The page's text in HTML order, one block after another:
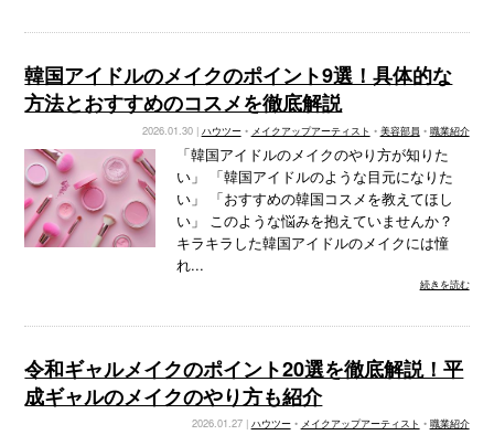
韓国アイドルのメイクのポイント9選！具体的な
方法とおすすめのコスメを徹底解説
2026.01.30 | ハウツー• メイクアップアーティスト • 美容部員 • 職業紹介
「韓国アイドルのメイクのやり方が知りた
い」 「韓国アイドルのような目元になりた
い」 「おすすめの韓国コスメを教えてほし
い」 このような悩みを抱えていませんか？
キラキラした韓国アイドルのメイクには憧
れ...
続きを読む
令和ギャルメイクのポイント20選を徹底解説！平
成ギャルのメイクのやり方も紹介
2026.01.27 | ハウツー• メイクアップアーティスト • 職業紹介